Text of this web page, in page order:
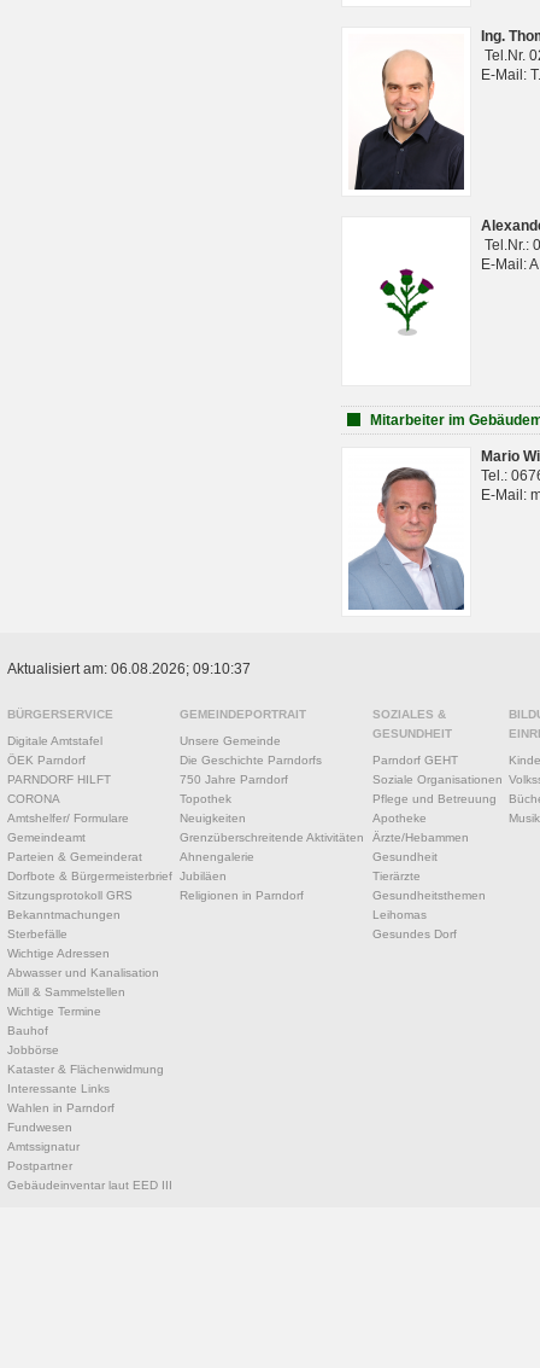
Ing.
Tel.Nr.
E-Mail:
Tel.Nr.:
E-Mail:
Mitarbeiter im
Mario
Tel.:
E-Mail:
Aktualisiert am: 06.08.2026; 09:10:37
BÜRGERSERVICE
Digitale Amtstafel
ÖEK Parndorf
PARNDORF HILFT
CORONA
Amtshelfer/ Formulare
Gemeindeamt
Parteien & Gemeinderat
Dorfbote & Bürgermeisterbrief
Sitzungsprotokoll GRS
Bekanntmachungen
Sterbefälle
Wichtige Adressen
Abwasser und Kanalisation
Müll & Sammelstellen
Wichtige Termine
Bauhof
Jobbörse
Kataster & Flächenwidmung
Interessante Links
Wahlen in Parndorf
Fundwesen
Amtssignatur
Postpartner
Gebäudeinventar laut EED III
GEMEINDEPORTRAIT
Unsere Gemeinde
Die Geschichte Parndorfs
750 Jahre Parndorf
Topothek
Neuigkeiten
Grenzüberschreitende Aktivitäten
Ahnengalerie
Jubiläen
Religionen in Parndorf
SOZIALES &
GESUNDHEIT
Parndorf GEHT
Soziale Organisationen
Pflege und Betreuung
Apotheke
Ärzte/Hebammen
Gesundheit
Tierärzte
Gesundheitsthemen
Leihomas
Gesundes Dorf